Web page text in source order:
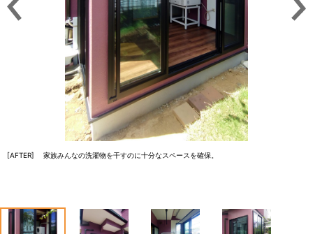
[AFTER] 家族みんなの洗濯物を干すのに十分なスペースを確保。
1 2 3 4